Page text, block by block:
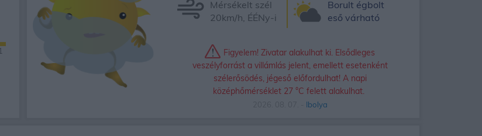
Mérsékelt szél
20km/h, ÉÉNy-i
Borult égbolt
eső várható
Figyelem! Zivatar alakulhat ki. Elsődleges
veszélyforrást a villámlás jelent, emellett esetenként
szélerősödés, jégeső előfordulhat! A napi
középhőmérséklet 27 °C felett alakulhat.
Ibolya